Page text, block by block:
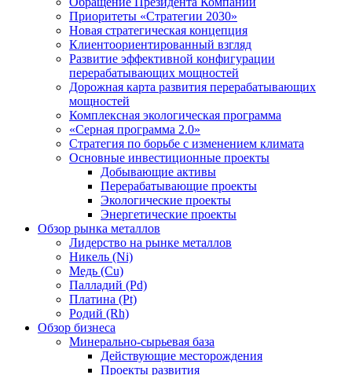
Приоритеты «Стратегии 2030»
Новая стратегическая концепция
Клиентоориентированный взгляд
Развитие эффективной конфигурации
перерабатывающих мощностей
Дорожная карта развития перерабатывающих
мощностей
Комплексная экологическая программа
«Серная программа 2.0»
Стратегия по борьбе с изменением климата
Основные инвестиционные проекты
Добывающие активы
Перерабатывающие проекты
Экологические проекты
Энергетические проекты
Обзор рынка металлов
Лидерство на рынке металлов
Никель (Ni)
Медь (Cu)
Палладий (Pd)
Платина (Pt)
Родий (Rh)
Обзор бизнеса
Минерально-сырьевая база
Действующие месторождения
Проекты развития